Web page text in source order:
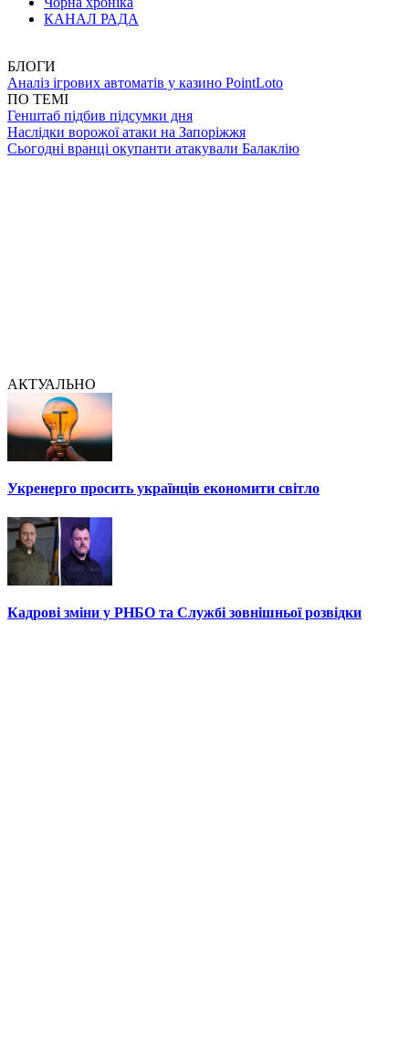
КАНАЛ РАДА
БЛОГИ
Аналіз ігрових автоматів у казино PointLoto
ПО ТЕМІ
Генштаб підбив підсумки дня
Наслідки ворожої атаки на Запоріжжя
Сьогодні вранці окупанти атакували Балаклію
АКТУАЛЬНО
Укренерго просить українців економити світло
Кадрові зміни у РНБО та Службі зовнішньої розвідки